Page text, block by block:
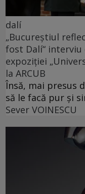
dalí
„Bucureștiul
fost Dalí“ interviu
expoziției
la ARCUB
Însă, mai presus
să le facă pur și
Sever VOINESCU